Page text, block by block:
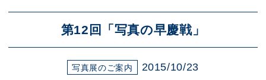
第12回「写真の早慶戦」
写真展のご案内 2015/10/23